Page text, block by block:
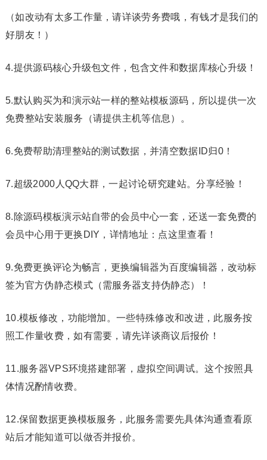
（如改动有太多工作量，请详谈劳务费哦，有钱才是我们的
好朋友！）
4.提供源码核心升级包文件，包含文件和数据库核心升级！
5.默认购买为和演示站一样的整站模板源码，所以提供一次
免费整站安装服务（请提供主机等信息）。
6.免费帮助清理整站的测试数据，并清空数据ID归0！
7.超级2000人QQ大群，一起讨论研究建站。分享经验！
8.除源码模板演示站自带的会员中心一套，还送一套免费的
会员中心用于更换DIY，详情地址：点这里查看！
9.免费更换评论为畅言，更换编辑器为百度编辑器，改动标
签为官方伪静态模式（需服务器支持伪静态）！
10.模板修改，功能增加。一些特殊修改和改进，此服务按
照工作量收费，如有需要，请先详谈商议后报价！
11.服务器VPS环境搭建部署，虚拟空间调试。这个按照具
体情况酌情收费。
12.保留数据更换模板服务，此服务需要先具体沟通查看原
站后才能知道可以做否并报价。